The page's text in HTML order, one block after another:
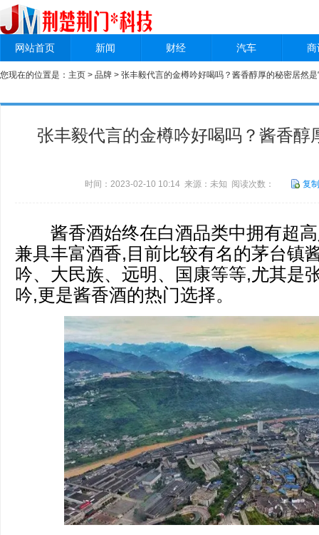
网站首页 新闻 财经 汽车
您现在的位置是： 主页 > 品牌 > 张丰毅代言的金樽吟好喝吗？酱香醇厚的秘密居然
张丰毅代言的金樽吟好喝吗？酱香醇
时间：2023-02-10 10:14 来源：未知 阅读次数： 复
酱香酒始终在白酒品类中拥有超高
兼具丰富酒香,目前比较有名的茅台镇
吟、大民族、远明、国康等等,尤其是
吟,更是酱香酒的热门选择。